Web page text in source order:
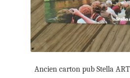
Vieux Papiers
Souvenirs d’enfance
Ma Boutique à ROYE
Ancien carton pub Stella